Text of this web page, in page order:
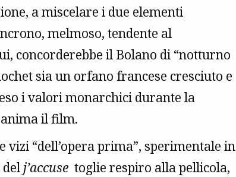
a miscelare i due elementi
melmoso, tendente al
concorderebbe il Bolano di “notturno
sia un orfano francese cresciuto e
i valori monarchici durante la
anima il film.
“dell’opera prima”, sperimentale in
j’accuse toglie respiro alla pellicola,